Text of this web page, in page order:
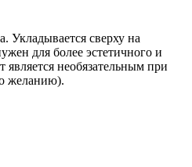
Укладывается сверху на
для более эстетичного и
необязательным при
желанию).